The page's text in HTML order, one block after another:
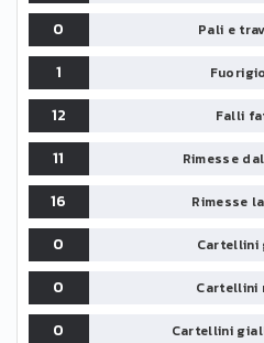
0
Pali e
1
12
Falli
11
Rimesse
16
Rimesse
0
Cartellini
0
Cartellini
0
Cartellini